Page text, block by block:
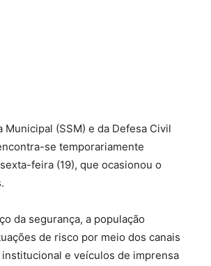
(SSM) e da Defesa Civil
se temporariamente
feira (19), que ocasionou o
da segurança, a população
de risco por meio dos canais
e veículos de imprensa